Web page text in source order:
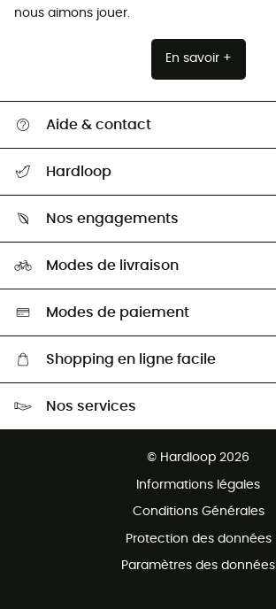
nous aimons jouer.
En savoir +
Aide & contact
Retour & remboursement
Guide des tailles
Seconde Main
Aide & Contact
Hardloop
HardGuides
Nos engagements
Sélection éco-responsable
Modes de livraison
Modes de paiement
Shopping en ligne facile
Nos services
© Hardloop 2026
Informations légales
Conditions Générales
Protection des données
Paramètres des données